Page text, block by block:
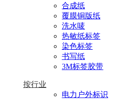
合成纸
覆膜铜版纸
洗水唛
热敏纸标签
染色标签
书写纸
3M标签胶带
按行业
电力户外标识